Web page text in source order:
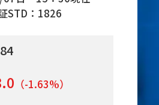
STD：1826
（-1.63%）